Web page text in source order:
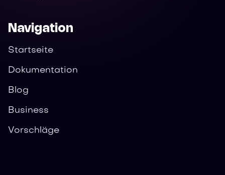
Navigation
Startseite
Dokumentation
Blog
Business
Vorschläge